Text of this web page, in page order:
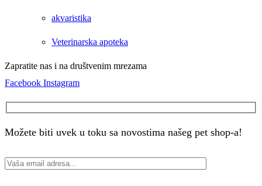
akvaristika
Veterinarska apoteka
Zapratite nas i na društvenim mrezama
Facebook Instagram
Možete biti uvek u toku sa novostima našeg pet shop-a!